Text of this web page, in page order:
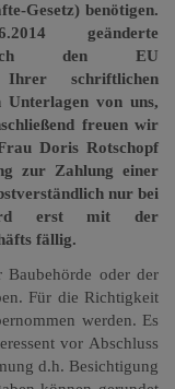
Gesetz) benötigen.
geänderte
nach den EU
Ihrer schriftlichen
Unterlagen von uns,
freuen wir
Doris Rotschopf
zur Zahlung einer
nur bei
erst mit der
fällig.
Baubehörde oder der
Für die Richtigkeit
werden. Es
vor Abschluss
d.h. Besichtigung